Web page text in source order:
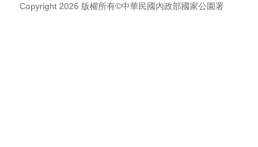
Copyright 2026 版權所有©中華民國內政部國家公園署